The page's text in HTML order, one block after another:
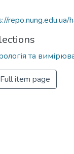
та
Full item page